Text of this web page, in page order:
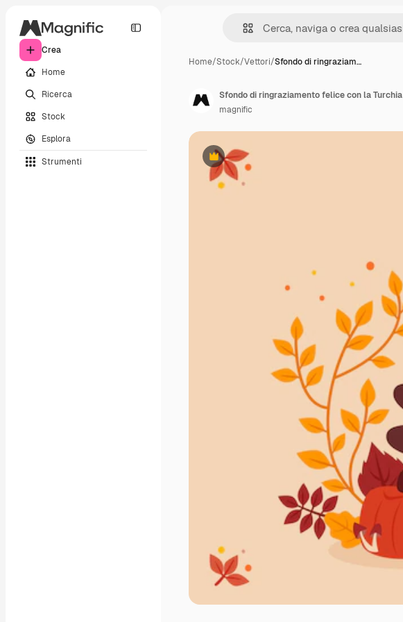
Crea
Home
Ricerca
Stock
Esplora
Strumenti
Home/Stock/Vettori/Sfondo di ringraziam…
Premium
Sfondo di ringraziamento felice con la Turchia
magnific